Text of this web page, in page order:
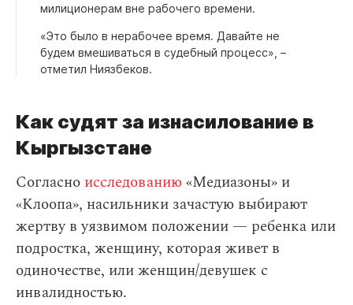
милиционерам вне рабочего времени.
«Это было в нерабочее время. Давайте не
будем вмешиваться в судебный процесс», –
отметил Ниязбеков.
Как судят за изнасилование в
Кыргызстане
Согласно исследованию«Медиазоны» и
«Клоопа», насильники зачастую выбирают
жертву в уязвимом положении — ребенка или
подростка, женщину, которая живет в
одиночестве, или женщин/девушек с
инвалидностью.